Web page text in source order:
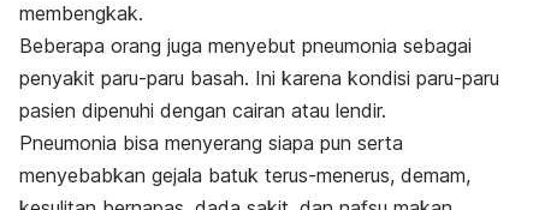
membengkak.
Beberapa orang juga menyebut pneumonia sebagai
penyakit paru-paru basah. Ini karena kondisi paru-paru
pasien dipenuhi dengan cairan atau lendir.
Pneumonia bisa menyerang siapa pun serta
menyebabkan gejala batuk terus-menerus, demam,